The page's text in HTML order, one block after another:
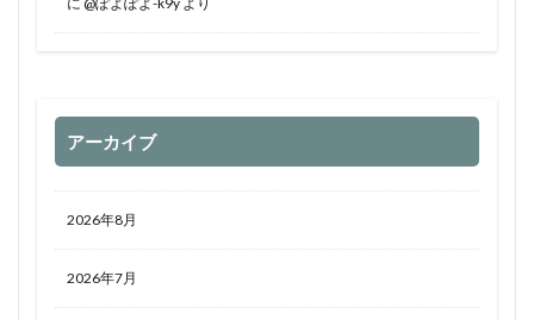
アーカイブ
2026年8月
2026年7月